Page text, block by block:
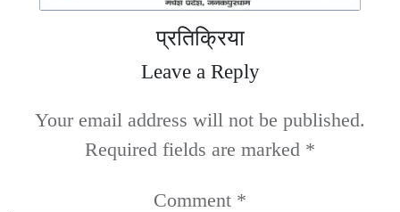
प्रतिक्रिया
Leave a Reply
Your email address will not be published.
Required fields are marked *
Comment *